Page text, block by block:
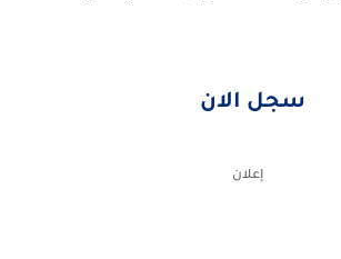
سجل الان
إعلان